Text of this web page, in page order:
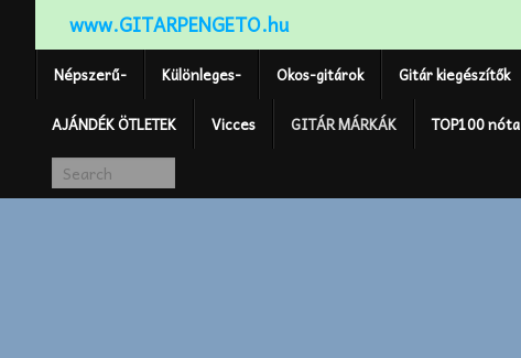
www.GITARPENGETO.hu
Népszerű- Különleges- Okos-gitárok Gitár kiegészítők
AJÁNDÉK ÖTLETEK Vicces GITÁR MÁRKÁK TOP100 nóta